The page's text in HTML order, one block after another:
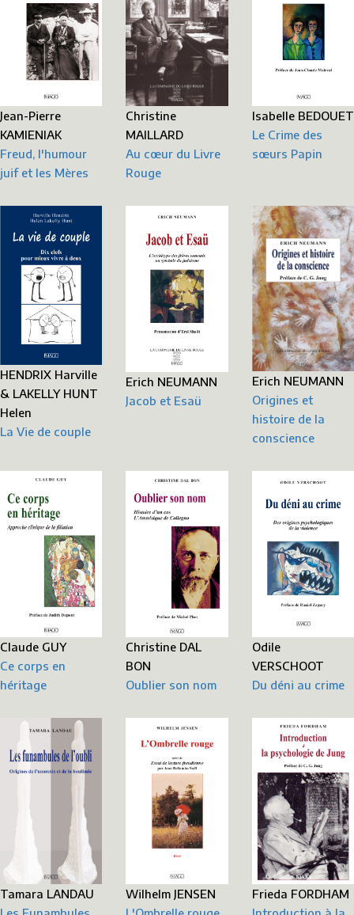
Jean-Pierre
KAMIENIAK
Freud, l'humour
juif et les Mères
Christine
MAILLARD
Au cœur du Livre
Rouge
Isabelle BEDOUET
Le Crime des
sœurs Papin
HENDRIX Harville
& LAKELLY HUNT
Helen
La Vie de couple
Erich NEUMANN
Jacob et Esaü
Erich NEUMANN
Origines et
histoire de la
conscience
Claude GUY
Ce corps en
héritage
Christine DAL
BON
Oublier son nom
Odile
VERSCHOOT
Du déni au crime
Tamara LANDAU
Wilhelm JENSEN
Frieda FORDHAM